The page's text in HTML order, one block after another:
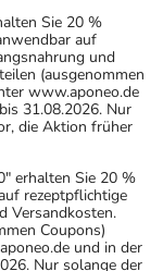
Sie 20 %
auf
und
(ausgenommen
www.aponeo.de
31.08.2026. Nur
die Aktion früher
erhalten Sie 20 %
rezeptpflichtige
Versandkosten.
Coupons)
und in der
Nur solange der